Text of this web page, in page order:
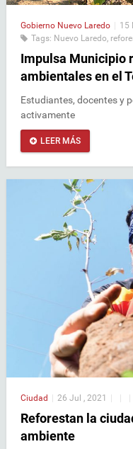
Gobierno Nuevo Laredo 15
Tags: Nuevo Laredo,
Impulsa Municipio
ambientales en el
Estudiantes, docentes y
activamente
LEER MÁS
Ciudad 26 Jul , 2021
Reforestan la
ambiente